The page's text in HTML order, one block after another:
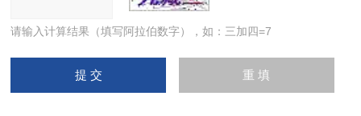
请输入计算结果（填写阿拉伯数字），如：三加四=7